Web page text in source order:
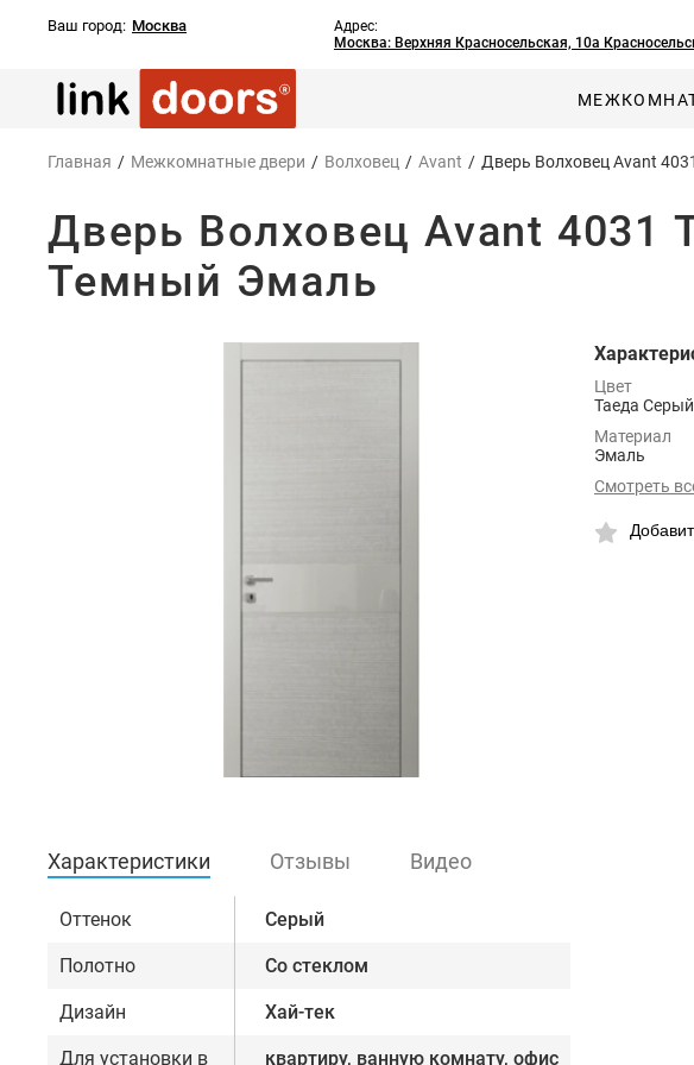
Ваш город: Москва
Адрес:
Москва: Верхняя Красносельская, 10а
Главная / Межкомнатные двери / Волховец / Avant / Дверь Волховец Avant
Дверь Волховец Avant 4031
Темный Эмаль
Цвет
Таеда
Материал
Эмаль
Смотреть
Характеристики Отзывы Видео
Оттенок Серый
Полотно Со стеклом
Дизайн Хай-тек
Для установки в квартиру, ванную комнату, офис